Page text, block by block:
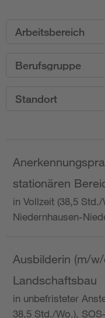
Arbeitsbereich
Berufsgruppe
Standort
stationären
in Vollzeit (38,5
Niedernhausen-
Ausbilderin (m/
Landschaftsbau
in unbefristeter
38,5 Std./Wo.),